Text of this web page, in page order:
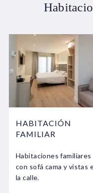
HABITACIÓN
FAMILIAR
Habitaciones familiares
con sofá cama y vistas
la calle.